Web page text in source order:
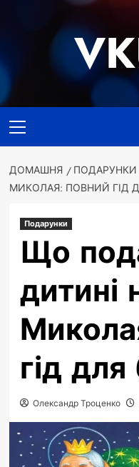
меню
ДОМАШНЯ ПОДАРУНКИ
МИКОЛАЯ: ПОВНИЙ ГІД
Подарунки
Що
дитині
гід для
Олександр Троценко